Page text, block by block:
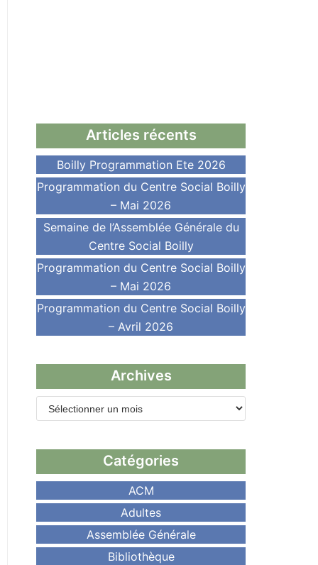
Articles récents
Boilly Programmation Ete 2026
Programmation du Centre Social Boilly
– Mai 2026
Semaine de l’Assemblée Générale du
Centre Social Boilly
Programmation du Centre Social Boilly
– Mai 2026
Programmation du Centre Social Boilly
– Avril 2026
Archives
Catégories
ACM
Adultes
Assemblée Générale
Bibliothèque